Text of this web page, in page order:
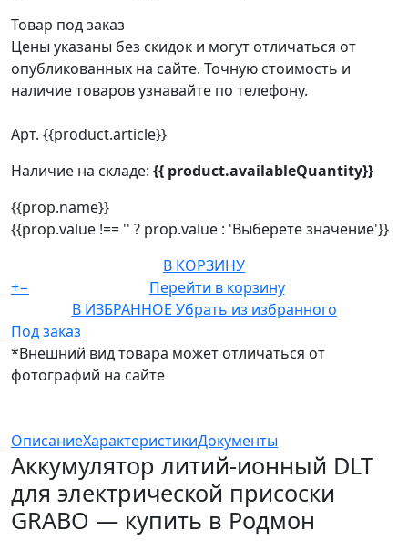
Товар под заказ
Цены указаны без скидок и могут отличаться от
опубликованных на сайте. Точную стоимость и
наличие товаров узнавайте по телефону.
Арт. {{product.article}}
Наличие на складе: {{ product.availableQuantity}}
{{prop.name}}
{{prop.value !== '' ? prop.value : 'Выберете значение'}}
В КОРЗИНУ
+−
Перейти в корзину
В ИЗБРАННОЕ Убрать из избранного
Под заказ
*Внешний вид товара может отличаться от
фотографий на сайте
ОписаниеХарактеристикиДокументы
Аккумулятор литий-ионный DLT
для электрической присоски
GRABO — купить в Родмон